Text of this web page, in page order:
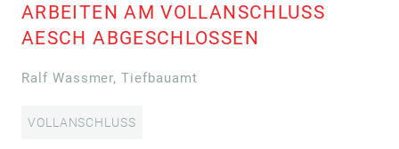
ARBEITEN AM VOLLANSCHLUSS
AESCH ABGESCHLOSSEN
Ralf Wassmer, Tiefbauamt
VOLLANSCHLUSS